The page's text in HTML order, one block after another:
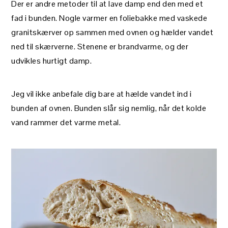
Der er andre metoder til at lave damp end den med et
fad i bunden. Nogle varmer en foliebakke med vaskede
granitskærver op sammen med ovnen og hælder vandet
ned til skærverne. Stenene er brandvarme, og der
udvikles hurtigt damp.
Jeg vil ikke anbefale dig bare at hælde vandet ind i
bunden af ovnen. Bunden slår sig nemlig, når det kolde
vand rammer det varme metal.